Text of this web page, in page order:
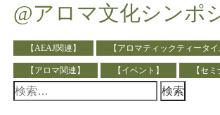
@アロマ文化シンポ
【AEAJ関連】 【アロマティックティータイ
【アロマ関連】 【イベント】 【セ
検